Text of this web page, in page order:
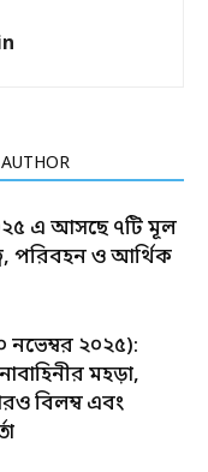
এ আসছে ৭টি মূল
পরিবহন ও আর্থিক
২০২৫):
মহড়া,
বিলম্ব এবং